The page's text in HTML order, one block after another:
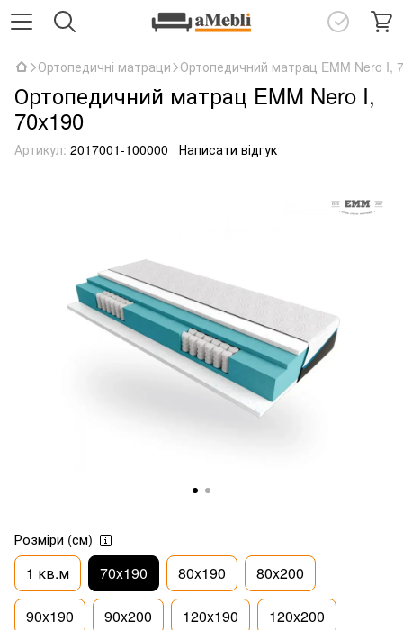
Ортопедичні матраци Ортопедичний матрац EMM Nero I,
Ортопедичний матрац EMM Nero I,
70x190
Артикул: 2017001-100000 Написати відгук
Розміри (см)
1 кв.м 70x190 80x190 80x200
90x190 90x200 120x190 120x200